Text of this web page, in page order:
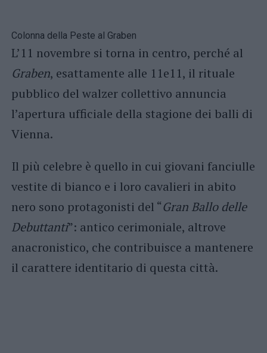
Colonna della Peste al Graben
L’11 novembre si torna in centro, perché al
Graben, esattamente alle 11e11, il rituale
pubblico del walzer collettivo annuncia
l’apertura ufficiale della stagione dei balli di
Vienna.
Il più celebre è quello in cui giovani fanciulle
vestite di bianco e i loro cavalieri in abito
nero sono protagonisti del “Gran Ballo delle
Debuttanti”: antico cerimoniale, altrove
anacronistico, che contribuisce a mantenere
il carattere identitario di questa città.